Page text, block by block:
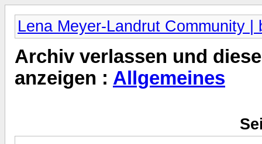
Lena Meyer-Landrut Community |
Archiv verlassen und
anzeigen : Allgemeines